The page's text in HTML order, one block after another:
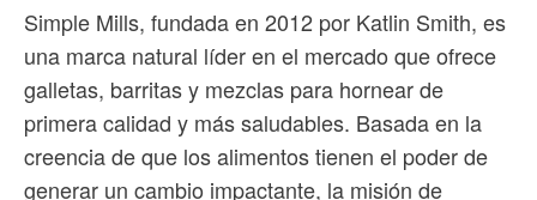
Simple Mills, fundada en 2012 por Katlin Smith, es
una marca natural líder en el mercado que ofrece
galletas, barritas y mezclas para hornear de
primera calidad y más saludables. Basada en la
creencia de que los alimentos tienen el poder de
generar un cambio impactante, la misión de